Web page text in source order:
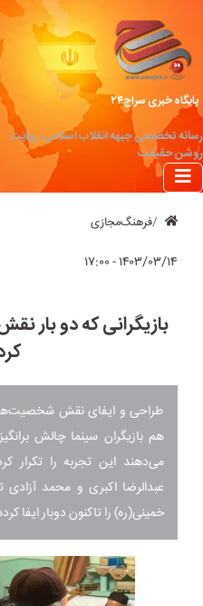
پایگاه خبری سراج۲۴
رسانه تخصصی جبهه انقلاب اسلامی؛ روایت
روشن حقیقت
فرهنگ‌مجازی
۱۴۰۳/۰۳/۱۴ - ۱۷:۰۰
بازیگرانی که دو بار
طراحی و ایفای نقش
هم بازیگران سینما چالش‌
می‌دهند این تجربه را تکرار
عبدالرضا اکبری و محمد
خمینی(ره) را تاکنون دوبار ایفا